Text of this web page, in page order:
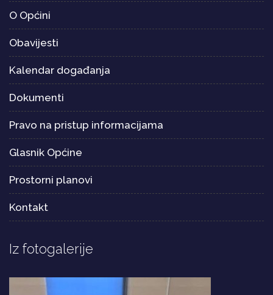
O Općini
Obavijesti
Kalendar događanja
Dokumenti
Pravo na pristup informacijama
Glasnik Općine
Prostorni planovi
Kontakt
Iz fotogalerije